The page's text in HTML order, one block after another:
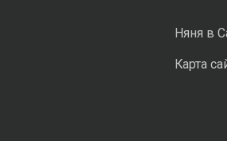
Няня в
Карта